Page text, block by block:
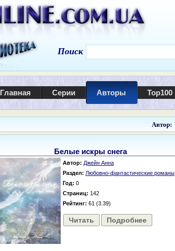
Поиск
Главная Серии Авторы Top100
Автор:
Белые искры снега
Автор: Джейн Анна
Раздел: Любовно-фантастические романы
Год: 0
Страниц: 142
Рейтинг: 61 (3.39)
Читать Подробнее